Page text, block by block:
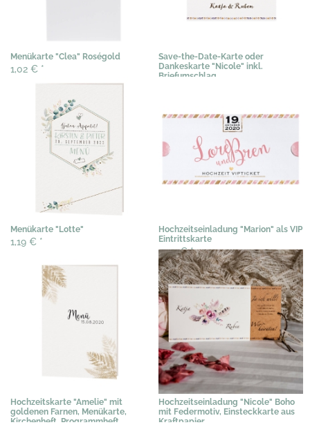
Menükarte "Clea" Roségold
1,02 € *
Save-the-Date-Karte oder
Dankeskarte "Nicole" inkl.
Briefumschlag
Menükarte "Lotte"
1,19 € *
Hochzeitseinladung "Marion" als VIP
Eintrittskarte
2,04 €*
Hochzeitskarte "Amelie" mit
goldenen Farnen, Menükarte,
Kirchenheft, Programmheft
Hochzeitseinladung "Nicole" Boho
mit Federmotiv, Einsteckkarte aus
Kraftpapier